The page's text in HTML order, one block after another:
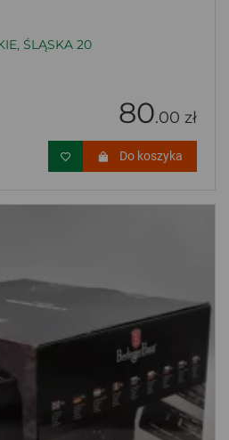
ŚLĄSKA 20
80.00 zł
Do koszyka